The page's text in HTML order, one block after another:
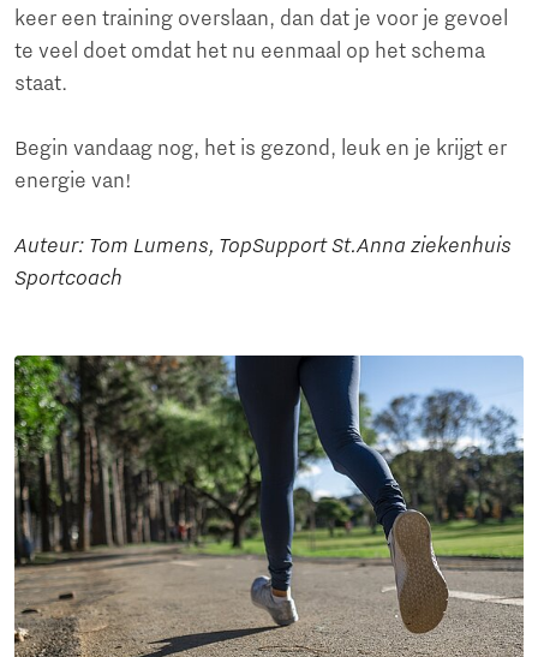
keer een training overslaan, dan dat je voor je gevoel
te veel doet omdat het nu eenmaal op het schema
staat.
Begin vandaag nog, het is gezond, leuk en je krijgt er
energie van!
Auteur: Tom Lumens, TopSupport St.Anna ziekenhuis
Sportcoach